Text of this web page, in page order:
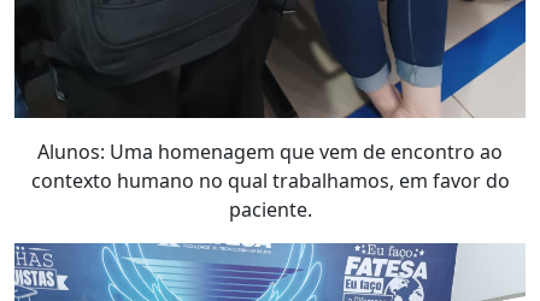
Alunos: Uma homenagem que vem de encontro ao
contexto humano no qual trabalhamos, em favor do
paciente.